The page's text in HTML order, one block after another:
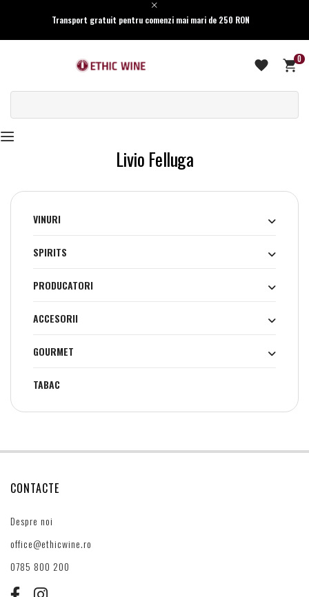
Transport gratuit pentru comenzi mai mari de 250 RON
0
Livio Felluga
VINURI
SPIRITS
PRODUCATORI
ACCESORII
GOURMET
TABAC
CONTACTE
Despre noi
office@ethicwine.ro
0785 800 200